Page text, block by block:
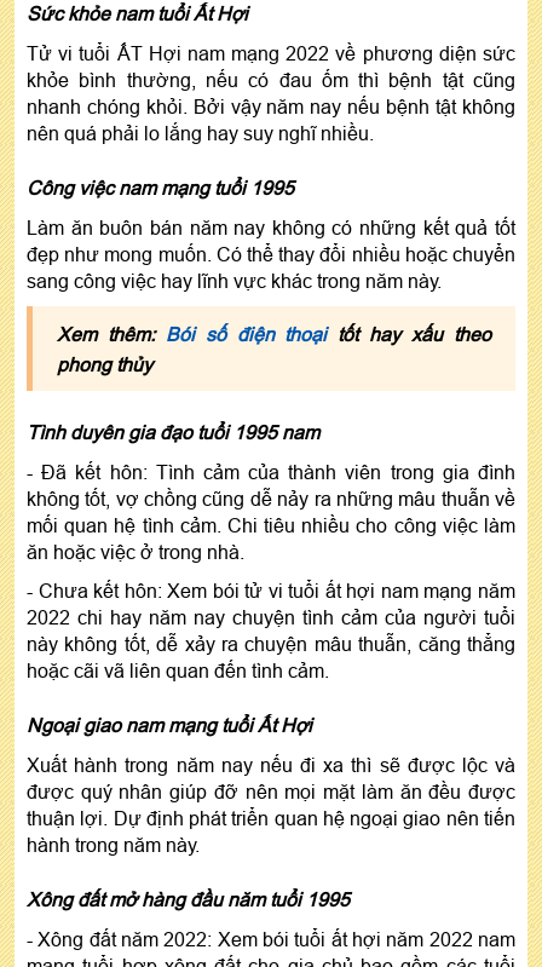
Sức khỏe nam tuổi Ất Hợi
Tử vi tuổi ẤT Hợi nam mạng 2022 về phương diện sức
khỏe bình thường, nếu có đau ốm thì bệnh tật cũng
nhanh chóng khỏi. Bởi vậy năm nay nếu bệnh tật không
nên quá phải lo lắng hay suy nghĩ nhiều.
Công việc nam mạng tuổi 1995
Làm ăn buôn bán năm nay không có những kết quả tốt
đẹp như mong muốn. Có thể thay đổi nhiều hoặc chuyển
sang công việc hay lĩnh vực khác trong năm này.
Xem thêm: Bói số điện thoạitốt hay xấu theo
phong thủy
Tình duyên gia đạo tuổi 1995 nam
- Đã kết hôn: Tình cảm của thành viên trong gia đình
không tốt, vợ chồng cũng dễ nảy ra những mâu thuẫn về
mối quan hệ tình cảm. Chi tiêu nhiều cho công việc làm
ăn hoặc việc ở trong nhà.
- Chưa kết hôn: Xem bói tử vi tuổi ất hợi nam mạng năm
2022 chi hay năm nay chuyện tình cảm của người tuổi
này không tốt, dễ xảy ra chuyện mâu thuẫn, căng thẳng
hoặc cãi vã liên quan đến tình cảm.
Ngoại giao nam mạng tuổi Ất Hợi
Xuất hành trong năm nay nếu đi xa thì sẽ được lộc và
được quý nhân giúp đỡ nên mọi mặt làm ăn đều được
thuận lợi. Dự định phát triển quan hệ ngoại giao nên tiến
hành trong năm này.
Xông đất mở hàng đầu năm tuổi 1995
- Xông đất năm 2022: Xem bói tuổi ất hợi năm 2022 nam